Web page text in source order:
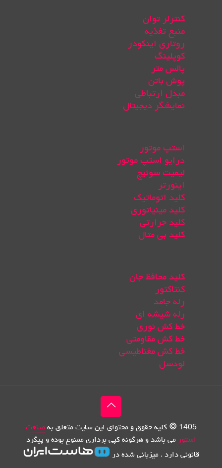
کنترلر توان
منبع تغذیه
روتاری اینکودر
کوپلینگ
پالس متر
پوش باتن
مبدل ارتباطی
نمایشگر دیجیتال
استپ موتور
درایو استپ موتور
لیمیت سوئیچ
اینورتر
کلید اتوماتیک
کلید مینیاتوری
کلید حرارتی
کلید بی متال
کلید محافظ جان
کنتاکتور
رله جامد
رله شیشه ای
خط کش نوری
خط کش مقاومتی
خط کش مغناطیسی
لودسل
1405 © کلیه حقوق و محتوای این سایت متعلق به
صنعت
استور می باشد و هرگونه کپی برداری ممنوع بوده و پیگرد
قانونی دارد . میزبانی شده در